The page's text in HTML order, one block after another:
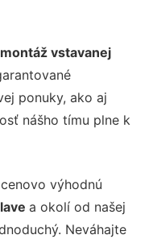
montáž vstavanej
ponuky, ako aj
nášho tímu plne k
výhodnú
a okolí od našej
Neváhajte